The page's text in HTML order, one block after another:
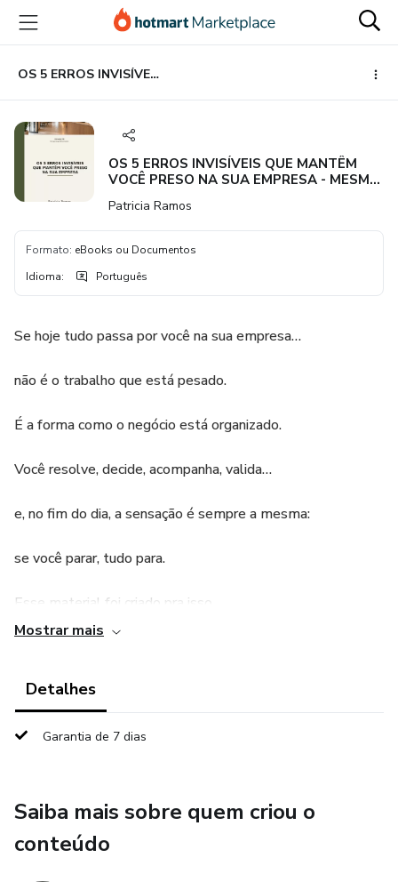
para
conteúdo
principal
para
pagamento
para
rodapé
OS 5 ERROS INVISÍVEIS QUE MANTÊM VOCÊ PRESO NA SUA EMPRESA - MESMO COM ELA CRESCENDO
OS 5 ERROS INVISÍVEIS QUE MANTÊM
VOCÊ PRESO NA SUA EMPRESA - MESMO
Patricia Ramos
Formato: eBooks ou Documentos
Idioma: Português
Se hoje tudo passa por você na sua empresa…
não é o trabalho que está pesado.
É a forma como o negócio está organizado.
Você resolve, decide, acompanha, valida…
e, no fim do dia, a sensação é sempre a mesma:
se você parar, tudo para.
Esse material foi criado pra isso.
É o método que eu utilizo na reorganização empresarial.
Um modelo prático, pensado para estruturar o negócio de
Dentro dele, eu reuni os cinco pontos principais — que, na
maioria das vezes, passam despercebidos — e que
mantêm o empresário preso na operação, mesmo com a
Mostrar mais
Detalhes
Garantia de 7 dias
Saiba mais sobre quem criou o
conteúdo